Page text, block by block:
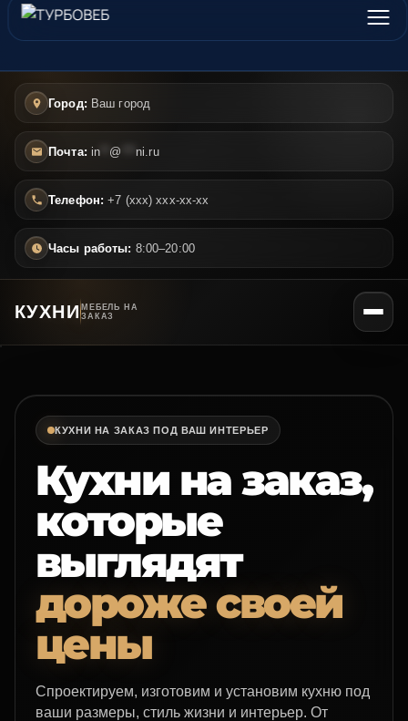
Город: Ваш город
Почта: in @ ni.ru
Телефон: +7 (ххх) ххх-хх-хх
Часы работы: 8:00–20:00
КУХНИ МЕБЕЛЬ НА
ЗАКАЗ
О компании
Акции
Наши работы
КУХНИ НА ЗАКАЗ ПОД ВАШ ИНТЕРЬЕР
Кухни на заказ,
которые
выглядят
дороже своей
цены
Спроектируем, изготовим и установим кухню под
ваши размеры, стиль жизни и интерьер. От